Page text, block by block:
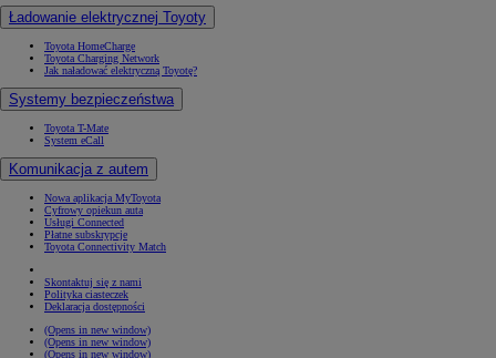
Ładowanie elektrycznej Toyoty
Toyota HomeCharge
Toyota Charging Network
Jak naładować elektryczną Toyotę?
Systemy bezpieczeństwa
Toyota T-Mate
System eCall
Komunikacja z autem
Nowa aplikacja MyToyota
Cyfrowy opiekun auta
Usługi Connected
Płatne subskrypcje
Toyota Connectivity Match
Skontaktuj się z nami
Polityka ciasteczek
Deklaracja dostępności
(Opens in new window)
(Opens in new window)
(Opens in new window)